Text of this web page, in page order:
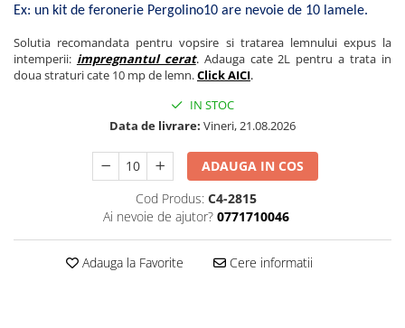
Ex: un kit de feronerie Pergolino10 are nevoie de 10 lamele.
Solutia recomandata pentru vopsire si tratarea lemnului expus la
intemperii: impregnantul cerat.Adauga cate 2L pentru a trata in
doua straturi cate 10 mp de lemn.Click AICI.
IN STOC
Data de livrare: Vineri, 21.08.2026
ADAUGA IN COS
Cod Produs: C4-2815
Ai nevoie de ajutor? 0771710046
Adauga la Favorite Cere informatii